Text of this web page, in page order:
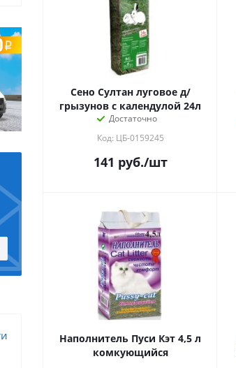
Сено Султан луговое д/
грызунов с календулой 24л
Достаточно
Код: ЦБ-0159245
141 руб./шт
Наполнитель Пуси Кэт 4,5 л
комкующийся